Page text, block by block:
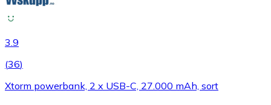
3.9
(36)
Xtorm powerbank, 2 x USB-C, 27.000 mAh, sort